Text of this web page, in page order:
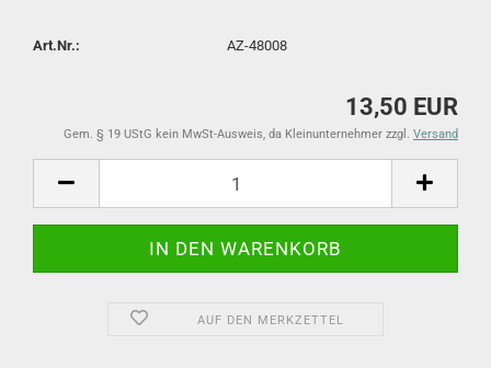
Art.Nr.: AZ-48008
13,50 EUR
Gem. § 19 UStG kein MwSt-Ausweis, da Kleinunternehmer zzgl. Versand
AUF DEN MERKZETTEL